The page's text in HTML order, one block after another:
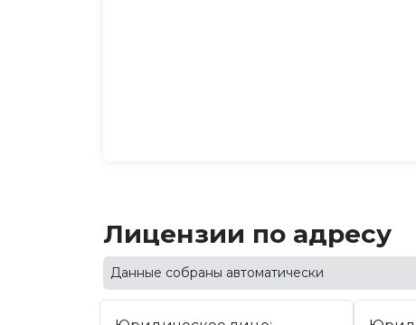
Лицензии по адресу
Данные собраны автоматически